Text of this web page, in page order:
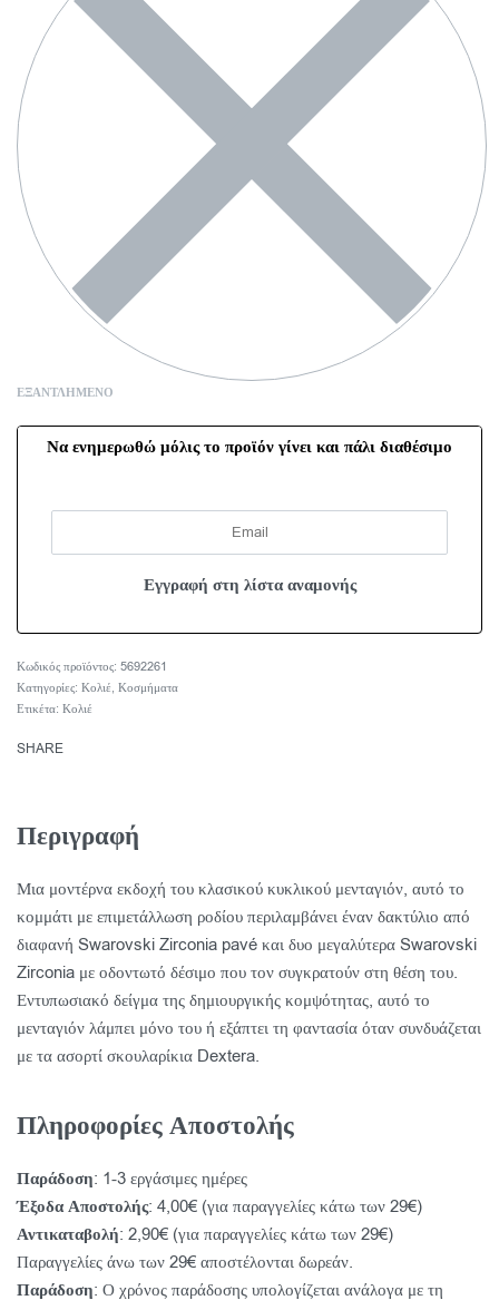
ΕΞΑΝΤΛΗΜΈΝΟ
Να ενημερωθώ μόλις το προϊόν γίνει και πάλι διαθέσιμο
5692261
Κατηγορίες: Κολιέ, Κοσμήματα
Ετικέτα: Κολιέ
SHARE
Περιγραφή
Μια μοντέρνα εκδοχή του κλασικού κυκλικού μενταγιόν, αυτό το
κομμάτι με επιμετάλλωση ροδίου περιλαμβάνει έναν δακτύλιο από
διαφανή Swarovski Zirconia pavé και δυο μεγαλύτερα Swarovski
Zirconia με οδοντωτό δέσιμο που τον συγκρατούν στη θέση του.
Εντυπωσιακό δείγμα της δημιουργικής κομψότητας, αυτό το
μενταγιόν λάμπει μόνο του ή εξάπτει τη φαντασία όταν συνδυάζεται
με τα ασορτί σκουλαρίκια Dextera.
Πληροφορίες Αποστολής
Παράδοση: 1-3 εργάσιμες ημέρες
Έξοδα Αποστολής: 4,00€ (για παραγγελίες κάτω των 29€)
Αντικαταβολή: 2,90€ (για παραγγελίες κάτω των 29€)
Παραγγελίες άνω των 29€ αποστέλονται δωρεάν.
Παράδοση: Ο χρόνος παράδοσης υπολογίζεται ανάλογα με τη